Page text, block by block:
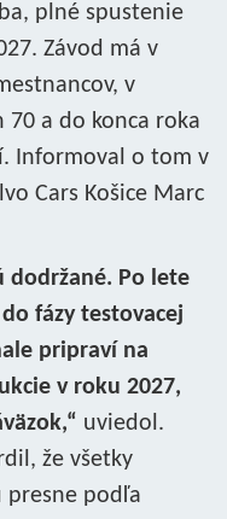
plné spustenie
Závod má v
v
a do konca roka
Informoval o tom v
Cars Košice Marc
dodržané. Po lete
fázy testovacej
pripraví na
v roku 2027,
uviedol.
že všetky
presne podľa